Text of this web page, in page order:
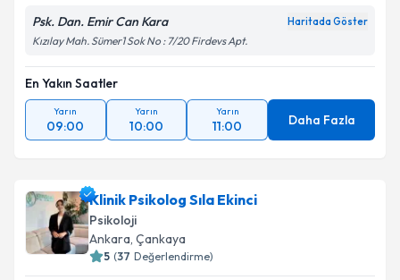
Psk. Dan. Emir Can Kara Haritada Göster
Kızılay Mah. Sümer1 Sok No : 7/20 Firdevs Apt.
En Yakın Saatler
Yarın
09:00
Yarın
10:00
Yarın
11:00 Daha Fazla
Klinik Psikolog Sıla Ekinci
Psikoloji
Ankara, Çankaya
5 (37 Değerlendirme)